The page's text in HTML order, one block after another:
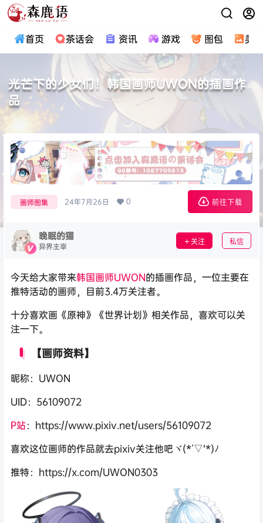
首页 茶话会 资讯 游戏 图包 美
光芒下的少女们！韩国画师UWON的插画作
品
画师图集 24年7月26日 0 前往下载
晚眠的猫
异界主宰 关注 私信
今天给大家带来韩国画师UWON的插画作品，一位主要在
推特活动的画师，目前3.4万关注者。
十分喜欢画《原神》《世界计划》相关作品，喜欢可以关
注一下。
【画师资料】
昵称：UWON
UID：56109072
P站：https://www.pixiv.net/users/56109072
喜欢这位画师的作品就去pixiv关注他吧ヾ(*´▽‘*)ﾉ
推特：https://x.com/UWON0303